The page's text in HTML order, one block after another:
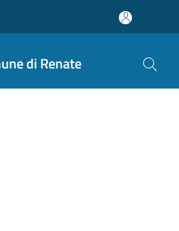
di Renate